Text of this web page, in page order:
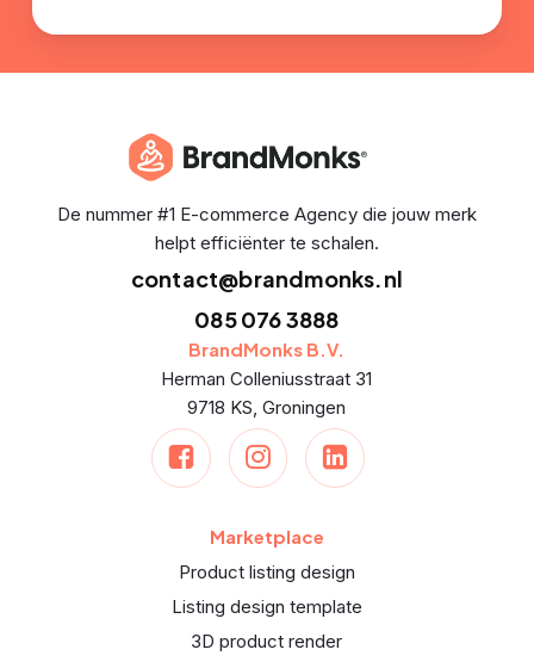
De nummer #1 E-commerce Agency die jouw merk
helpt efficiënter te schalen.
contact@brandmonks.nl
085 076 3888
BrandMonks B.V.
Herman Colleniusstraat 31
9718 KS, Groningen
Marketplace
Product listing design
Listing design template
3D product render